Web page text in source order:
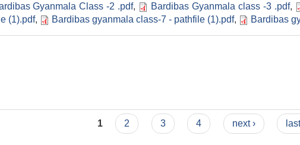
Gyanmala Class -2 .pdf, Bardibas Gyanmala class -3 .pdf,
(1).pdf, Bardibas gyanmala class-7 - pathfile (1).pdf, Bardibas
1 2 3 4 next ›